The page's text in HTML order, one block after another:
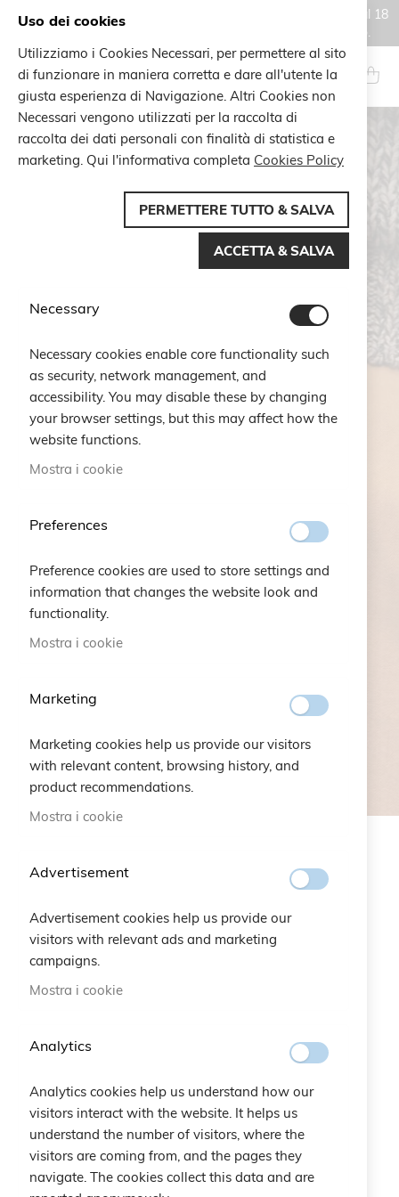
Gli ordini effettuati durante il periodo di chiusura estiva, dal 6 al 18
agosto, saranno processati e spediti a partire dal 19 agosto.
Salta
al
contenuto
Search
EFFORTLESS
ELEGANCE
NEW ARRIVALS
Uso dei cookies
Utilizziamo i Cookies Necessari, per permettere al sito
di funzionare in maniera corretta e dare all'utente la
giusta esperienza di Navigazione. Altri Cookies non
Necessari vengono utilizzati per la raccolta di
raccolta dei dati personali con finalità di statistica e
marketing. Qui l'informativa completa Cookies Policy
PERMETTERE TUTTO & SALVA
ACCETTA & SALVA
Necessary
Necessary cookies enable core functionality such
as security, network management, and
accessibility. You may disable these by changing
your browser settings, but this may affect how the
website functions.
Mostra i cookie
Preferences
Preference cookies are used to store settings and
information that changes the website look and
functionality.
Mostra i cookie
Marketing
Marketing cookies help us provide our visitors
with relevant content, browsing history, and
product recommendations.
Mostra i cookie
Advertisement
Advertisement cookies help us provide our
visitors with relevant ads and marketing
campaigns.
Mostra i cookie
Analytics
Analytics cookies help us understand how our
visitors interact with the website. It helps us
understand the number of visitors, where the
visitors are coming from, and the pages they
navigate. The cookies collect this data and are